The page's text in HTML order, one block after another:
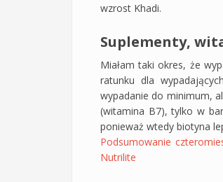
wzrost Khadi.
Suplementy,
Miałam taki okres, że
ratunku dla
wypadanie do minimum,
(witamina B7), tylko w
ponieważ wtedy biotyna
Podsumowanie
Nutrilite